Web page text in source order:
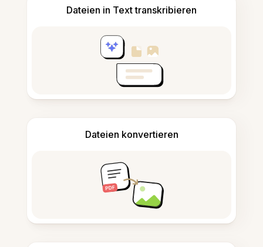
Dateien in Text transkribieren
Dateien konvertieren